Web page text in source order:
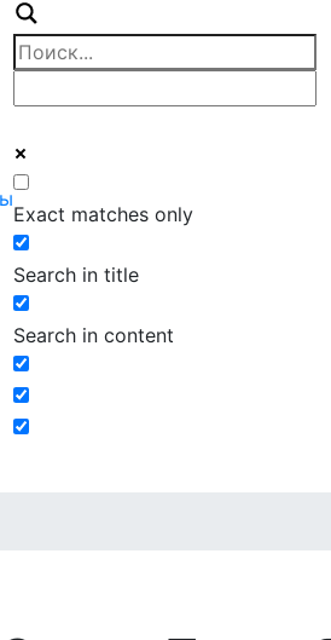
Exact matches only
Search in title
Search in content